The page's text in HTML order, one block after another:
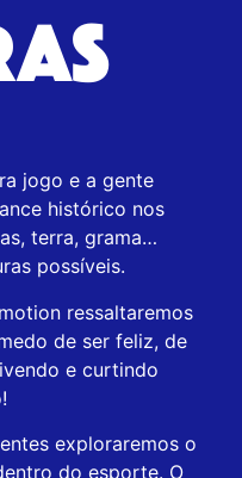
jogo e a gente
histórico nos
terra, grama…
possíveis.
ressaltaremos
de ser feliz, de
e curtindo
exploraremos o
do esporte. O